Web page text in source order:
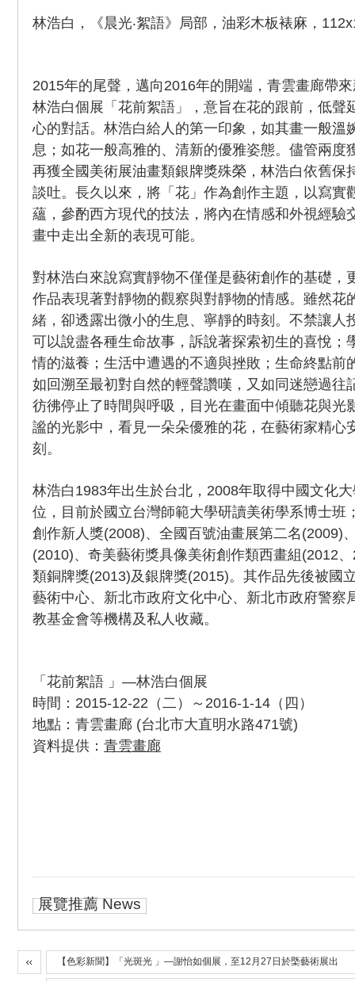
林浩白，《晨光‧絮語》局部，油彩木板裱麻，
2015年的尾聲，邁向2016年的開端，青雲畫廊帶
林浩白個展「花前絮語」，意旨在花的跟前，低聲
心的對話。林浩白給人的第一印象，如其畫一般溫
息；如花一般高雅的、清新的優雅姿態。儘管兩度
再獲全國美術展油畫類銀牌獎殊榮，林浩白依舊保
談吐。長久以來，將「花」作為創作主題，以寫實
蘊，參酌西方現代的技法，將內在情感和外視經驗
畫中走出全新的表現可能。
對林浩白來說寫實靜物不僅僅是藝術創作的基礎，
作品表現著對靜物的觀察與對靜物的情感。雖然花
緒，卻透露出微小的生息、寧靜的時刻。不禁讓人
可以說盡各種生命故事，訴說著探索初生的喜悅；
情的滋養；生活中遭遇的不適與挫敗；生命終點前
如回溯至最初對自然的輕聲讚嘆，又如同迷戀過往
彷彿停止了時間與呼吸，目光在畫面中傾聽花與光
謐的光影中，看見一朵朵優雅的花，在藝術家精心
刻。
林浩白1983年出生於台北，2008年取得中國文化
位，目前於國立台灣師範大學研讀美術學系博士班
創作新人獎(2008)、全國百號油畫展第二名(2009)
(2010)、奇美藝術獎具像美術創作類西畫組(2012
類銅牌獎(2013)及銀牌獎(2015)。其作品先後被國
藝術中心、新北市政府文化中心、新北市政府警察
教基金會等機構及私人收藏。
「花前絮語 」—林浩白個展
時間：2015-12-22（二）～2016-1-14（四）
地點：青雲畫廊 (台北市大直明水路471號)
資料提供： 青雲畫廊
展覽推薦 News
【色彩新聞】「光斑光 」—謝怡如個展，至12月27日於㮣藝術展出